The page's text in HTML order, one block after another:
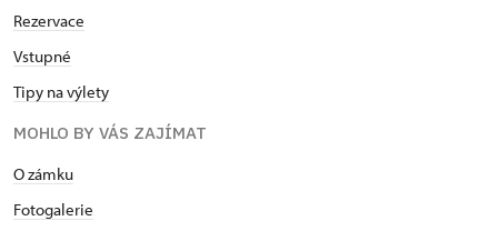
Rezervace
Vstupné
Tipy na výlety
MOHLO BY VÁS ZAJÍMAT
O zámku
Fotogalerie